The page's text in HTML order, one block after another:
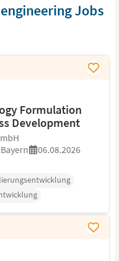
Jobs
Formulation
Development
06.08.2026